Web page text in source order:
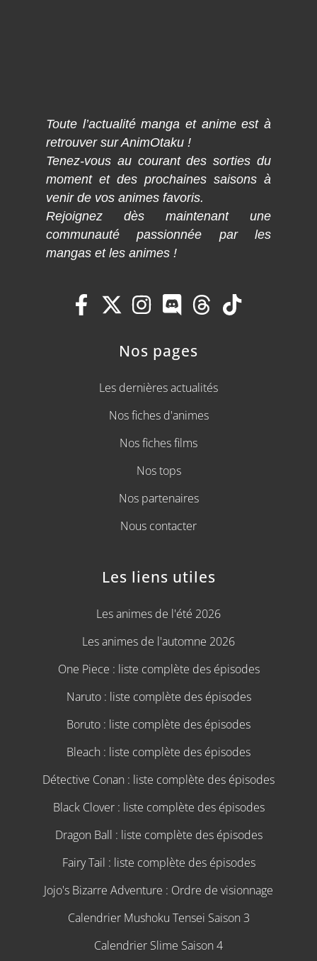
Toute l’actualité manga et anime est à
retrouver sur AnimOtaku !
Tenez-vous au courant des sorties du
moment et des prochaines saisons à
venir de vos animes favoris.
Rejoignez dès maintenant une
communauté passionnée par les
mangas et les animes !
Nos pages
Les dernières actualités
Nos fiches d'animes
Nos fiches films
Nos tops
Nos partenaires
Nous contacter
Les liens utiles
Les animes de l'été 2026
Les animes de l'automne 2026
One Piece : liste complète des épisodes
Naruto : liste complète des épisodes
Boruto : liste complète des épisodes
Bleach : liste complète des épisodes
Détective Conan : liste complète des épisodes
Black Clover : liste complète des épisodes
Dragon Ball : liste complète des épisodes
Fairy Tail : liste complète des épisodes
Jojo's Bizarre Adventure : Ordre de visionnage
Calendrier Mushoku Tensei Saison 3
Calendrier Slime Saison 4